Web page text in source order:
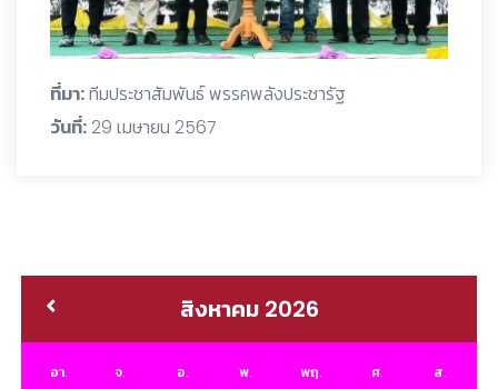
ที่มา:ทีมประชาสัมพันธ์ พรรคพลังประชารัฐ
วันที่: 29 เมษายน 2567
สิงหาคม 2026
อา. จ. อ. พ. พฤ. ศ. ส.